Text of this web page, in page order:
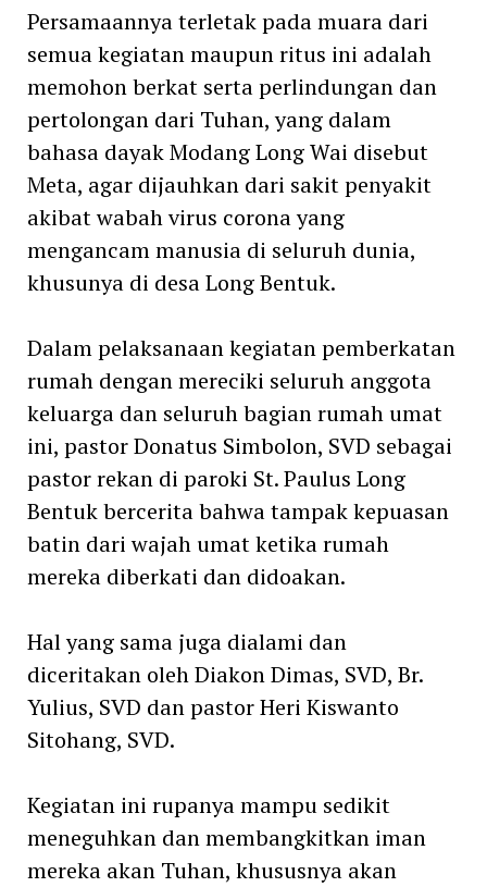
Persamaannya terletak pada muara dari
semua kegiatan maupun ritus ini adalah
memohon berkat serta perlindungan dan
pertolongan dari Tuhan, yang dalam
bahasa dayak Modang Long Wai disebut
Meta, agar dijauhkan dari sakit penyakit
akibat wabah virus corona yang
mengancam manusia di seluruh dunia,
khusunya di desa Long Bentuk.
Dalam pelaksanaan kegiatan pemberkatan
rumah dengan mereciki seluruh anggota
keluarga dan seluruh bagian rumah umat
ini, pastor Donatus Simbolon, SVD sebagai
pastor rekan di paroki St. Paulus Long
Bentuk bercerita bahwa tampak kepuasan
batin dari wajah umat ketika rumah
mereka diberkati dan didoakan.
Hal yang sama juga dialami dan
diceritakan oleh Diakon Dimas, SVD, Br.
Yulius, SVD dan pastor Heri Kiswanto
Sitohang, SVD.
Kegiatan ini rupanya mampu sedikit
meneguhkan dan membangkitkan iman
mereka akan Tuhan, khususnya akan